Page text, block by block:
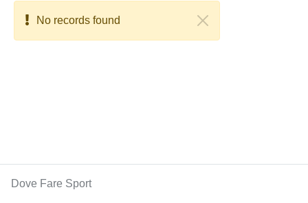
No records found
Dove Fare Sport